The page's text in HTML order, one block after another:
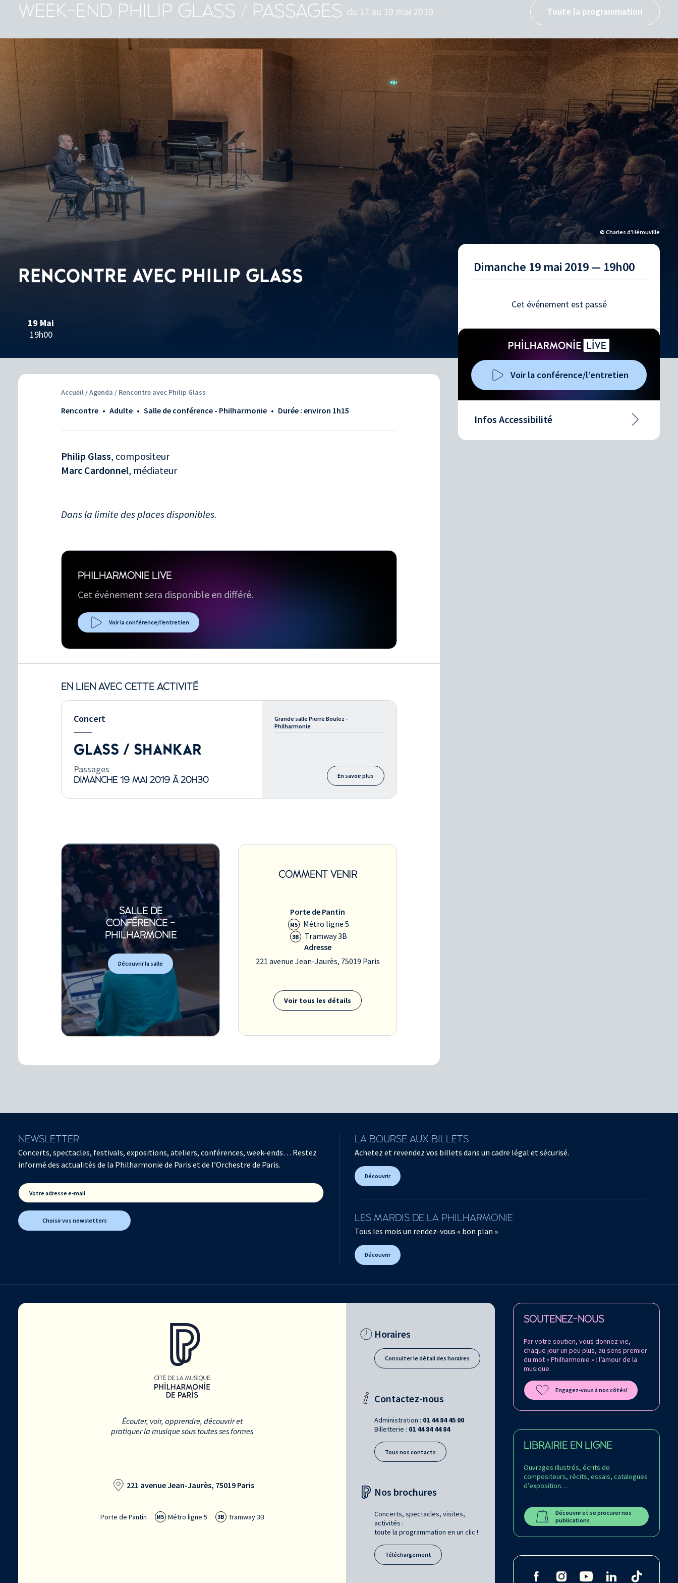
WEEK-END PHILIP GLASS / PASSAGES du 17 au 19 mai 2019 Toute la programmation
© Charles d’Hérouville
RENCONTRE AVEC PHILIP GLASS
19 Mai
19h00
Accueil /Agenda / Rencontre avec Philip Glass
Rencontre • adulte • Salle de conférence - Philharmonie • Durée : environ 1h15
Philip Glass, compositeur
Marc Cardonnel, médiateur
Dans la limite des places disponibles.
PHILHARMONIE LIVE
Cet événement sera disponible en différé.
Voir la conférence/l’entretien
EN LIEN AVEC CETTE ACTIVITÉ
Concert
GLASS / SHANKAR
Passages
DIMANCHE 19 MAI 2019 À 20H30
Grande salle Pierre Boulez -
Philharmonie
En savoir plus
SALLE DE
CONFÉRENCE -
PHILHARMONIE
Découvrir la salle
COMMENT VENIR
Porte de Pantin
M5 Métro ligne 5
3B
Tramway 3B
Adresse
221 avenue Jean-Jaurès, 75019 Paris
Voir tous les détails
Dimanche 19 mai 2019 — 19h00
Cet événement est passé
Voir la conférence/l’entretien
Infos Accessibilité
NEWSLETTER
Concerts, spectacles, festivals, expositions, ateliers, conférences, week-ends… Restez
informé des actualités de la Philharmonie de Paris et de l’Orchestre de Paris.
Votre adresse e-mail
Choisir vos newsletters
LA BOURSE AUX BILLETS
Achetez et revendez vos billets dans un cadre légal et sécurisé.
Découvrir
LES MARDIS DE LA PHILHARMONIE
Tous les mois un rendez-vous « bon plan »
Découvrir
Écouter, voir, apprendre, découvrir et
pratiquer la musique sous toutes ses formes
221 avenue Jean-Jaurès, 75019 Paris
Porte de Pantin M5 Métro ligne 5 3B Tramway 3B
Horaires
Consulter le détail des horaires
Contactez-nous
Administration : 01 44 84 45 00
Billetterie : 01 44 84 44 84
Tous nos contacts
Nos brochures
Concerts, spectacles, visites,
activités :
toute la programmation en un clic !
Téléchargement
SOUTENEZ-NOUS
Par votre soutien, vous donnez vie,
chaque jour un peu plus, au sens premier
du mot « Philharmonie » : l’amour de la
musique.
Engagez-vous à nos côtés!
LIBRAIRIE EN LIGNE
Ouvrages illustrés, écrits de
compositeurs, récits, essais, catalogues
d’exposition…
Découvrir et se procurer nos
publications
Retrouvez la Philharmonie de Paris sur